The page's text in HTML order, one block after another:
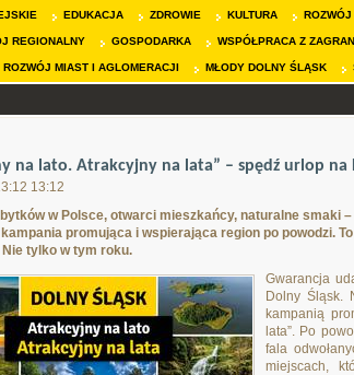
EDUKACJA ZDROWIE KULTURA
REGIONALNY GOSPODARKA WSPÓŁPRACA Z
ROZWÓJ MIAST I AGLOMERACJI MŁODY DOLNY ŚLĄSK
na lato. Atrakcyjny na lata” – spędź urlop na
13:12
w Polsce, otwarci mieszkańcy, naturalne smaki
promująca i wspierająca region po powodzi.
tylko w tym roku.
Gwarancja
Dolny Śląsk.
kampanią
lata”. Po
fala
miejscach,